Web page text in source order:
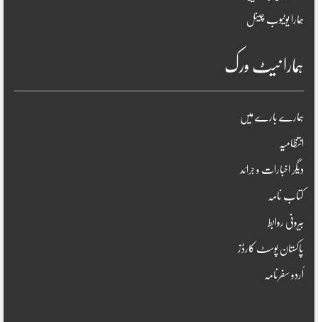
ہمارا یوٹیوب چینل
ہمارا نیٹ ورک
ہمارے بارے میں
انتظامیہ
دیگر اخبارات و جرائد
کتاب نامہ
بیرونی روابط
پاکستان پوسٹ کارڈز
اُردو سفرنامہ